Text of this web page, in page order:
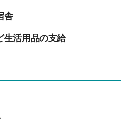
舎
生活用品の支給